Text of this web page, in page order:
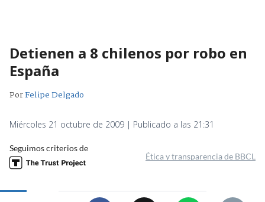
Detienen a 8 chilenos por robo en
España
PorFelipe Delgado
Miércoles 21 octubre de 2009 | Publicado a las 21:31
Seguimos criterios de
Ética y transparencia de BBCL